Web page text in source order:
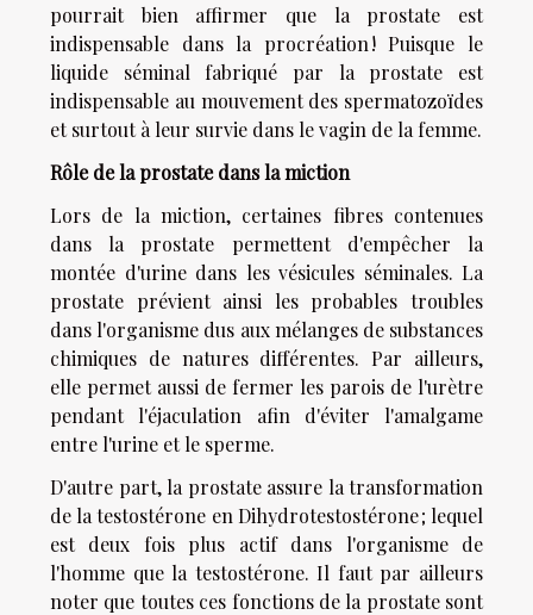
pourrait bien affirmer que la prostate est
indispensable dans la procréation ! Puisque le
liquide séminal fabriqué par la prostate est
indispensable au mouvement des spermatozoïdes
et surtout à leur survie dans le vagin de la femme.
Rôle de la prostate dans la miction
Lors de la miction, certaines fibres contenues
dans la prostate permettent d'empêcher la
montée d'urine dans les vésicules séminales. La
prostate prévient ainsi les probables troubles
dans l'organisme dus aux mélanges de substances
chimiques de natures différentes. Par ailleurs,
elle permet aussi de fermer les parois de l'urètre
pendant l'éjaculation afin d'éviter l'amalgame
entre l'urine et le sperme.
D'autre part, la prostate assure la transformation
de la testostérone en Dihydrotestostérone ; lequel
est deux fois plus actif dans l'organisme de
l'homme que la testostérone. Il faut par ailleurs
noter que toutes ces fonctions de la prostate sont